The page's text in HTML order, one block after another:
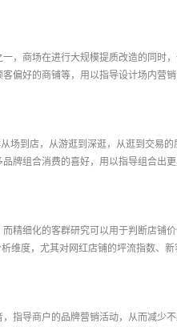
，商场在进行大规模提质改造的同时
偏好的商铺等，用以指导设计场内营
场到店，从游逛到深逛，从逛到交易
牌组合消费的喜好，用以指导组合出
精细化的客群研究可以用于判断店铺
度，尤其对网红店铺的坪流指数、新
指导商户的品牌营销活动，从而减少